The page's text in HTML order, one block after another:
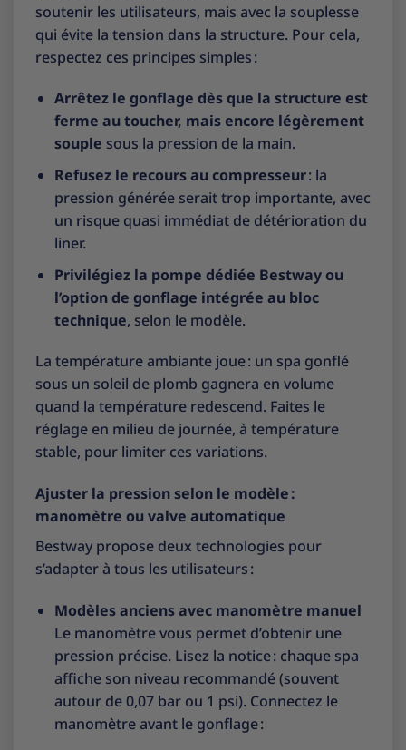
soutenir les utilisateurs, mais avec la souplesse
qui évite la tension dans la structure. Pour cela,
respectez ces principes simples :
Arrêtez le gonflage dès que la structure est
ferme au toucher, mais encore légèrement
souple sous la pression de la main.
Refusez le recours au compresseur: la
pression générée serait trop importante, avec
un risque quasi immédiat de détérioration du
liner.
Privilégiez la pompe dédiée Bestway ou
l’option de gonflage intégrée au bloc
technique, selon le modèle.
La température ambiante joue : un spa gonflé
sous un soleil de plomb gagnera en volume
quand la température redescend. Faites le
réglage en milieu de journée, à température
stable, pour limiter ces variations.
Ajuster la pression selon le modèle :
manomètre ou valve automatique
Bestway propose deux technologies pour
s’adapter à tous les utilisateurs :
Modèles anciens avec manomètre manuel
Le manomètre vous permet d’obtenir une
pression précise. Lisez la notice : chaque spa
affiche son niveau recommandé (souvent
autour de 0,07 bar ou 1 psi). Connectez le
manomètre avant le gonflage :